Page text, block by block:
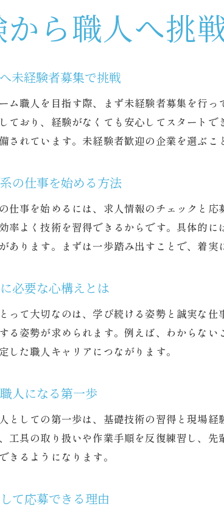
職人に
リフォーム
未経験
リフォ
女性の
職人系
リフォ
未経験
未経験
手に職をつ
職人系
女性が
ら職人へ挑
未経験者募集で挑戦
ム職人を目指す際、まず未経験者募集を行
ており、経験がなくても安心してスタート
されています。未経験者歓迎の企業を選ぶ
の仕事を始める方法
仕事を始めるには、求人情報のチェックと
率よく技術を習得できるからです。具体的
あります。まずは一歩踏み出すことで、着実
必要な心構えとは
って大切なのは、学び続ける姿勢と誠実な
る姿勢が求められます。例えば、わからな
した職人キャリアにつながります。
人になる第一歩
としての第一歩は、基礎技術の習得と現場
工具の取り扱いや作業手順を反復練習し、
きるようになります。
て応募できる理由